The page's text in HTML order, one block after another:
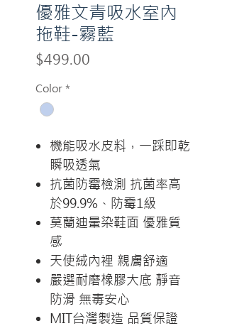
優雅文青吸水室內
拖鞋-霧藍
$499.00
Color *
機能吸水皮料，一踩即乾
瞬吸透氣
抗菌防霉檢測 抗菌率高
於99.9%、防霉1級
莫蘭迪暈染鞋面 優雅質
感
天使絨內裡 親膚舒適
嚴選耐磨橡膠大底 靜音
防滑 無毒安心
MIT台灣製造 品質保證